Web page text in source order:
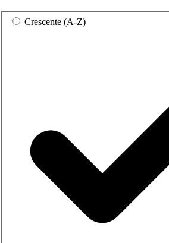
Crescente (A-Z)